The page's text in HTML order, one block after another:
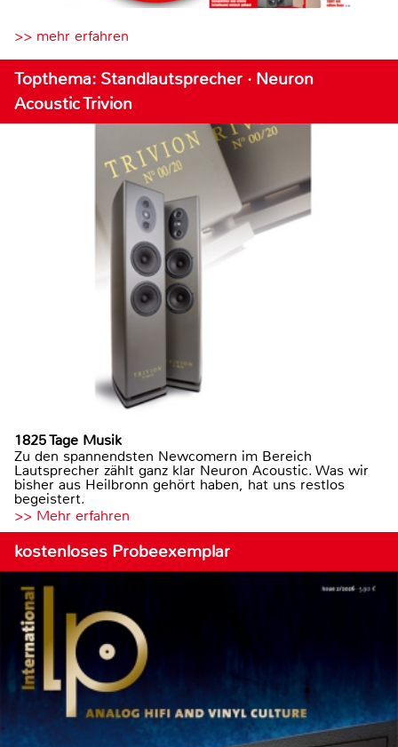
>> mehr erfahren
Topthema: Standlautsprecher · Neuron
Acoustic Trivion
1825 Tage Musik
Zu den spannendsten Newcomern im Bereich
Lautsprecher zählt ganz klar Neuron Acoustic. Was wir
bisher aus Heilbronn gehört haben, hat uns restlos
begeistert.
>> Mehr erfahren
kostenloses Probeexemplar